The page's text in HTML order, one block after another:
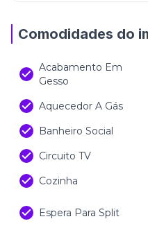
Comodidades do
Acabamento Em
Gesso
Aquecedor A Gás
Banheiro Social
Circuito TV
Cozinha
Espera Para Split